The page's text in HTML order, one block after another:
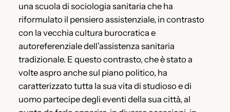
una scuola di sociologia sanitaria che ha
riformulato il pensiero assistenziale, in contrasto
con la vecchia cultura burocratica e
autoreferenziale dell’assistenza sanitaria
tradizionale. E questo contrasto, che è stato a
volte aspro anche sul piano politico, ha
caratterizzato tutta la sua vita di studioso e di
uomo partecipe degli eventi della sua città, al